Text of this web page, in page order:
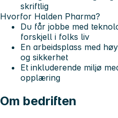
skriftlig
Hvorfor Halden Pharma?
Du får jobbe med
forskjell i folks liv
En arbeidsplass med
og sikkerhet
Et inkluderende miljø
opplæring
Om bedriften